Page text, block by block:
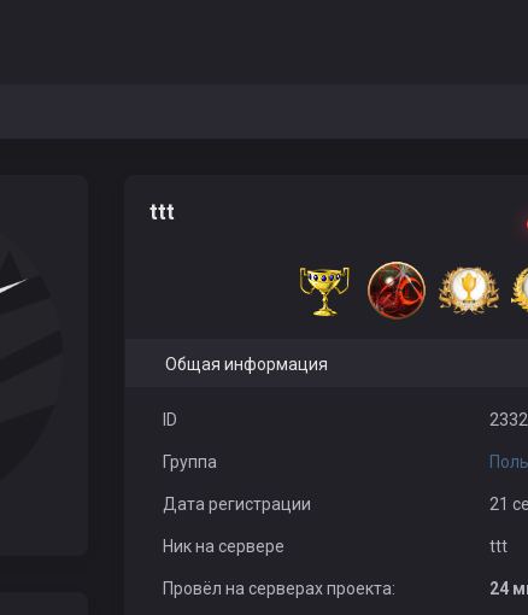
ttt
Общая информация
ID
Группа
Дата регистрации 21
Ник на сервере ttt
Провёл на серверах проекта: 24